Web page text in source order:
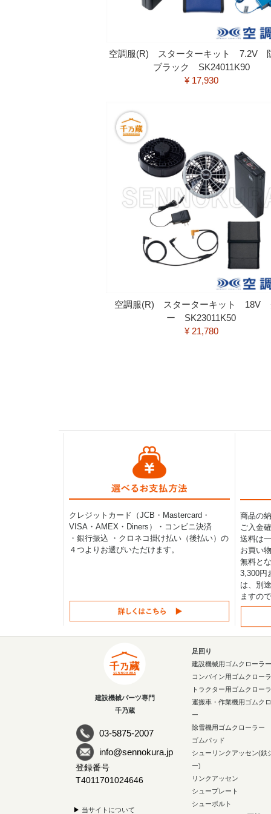
空調服(R) スターターキット
ブラック SK24011K90
¥ 17,930
空調服(R) スターターキット 18V
ー SK23011K50
¥ 21,780
クレジットカード（JCB・Mastercard・
VISA・AMEX・Diners）・コンビニ決済
・銀行振込 ・クロネコ掛け払い（後払い）の
４つよりお選びいただけます。
商品の
ご入金
送料は
お買い
無料と
3,300円
は、別
ますの
建設機械パーツ専門
千乃蔵
03-5875-2007
info@sennokura.jp
登録番号
T4011701024646
▶ 当サイトについて
足回り
建設機械用ゴムクローラ
コンバイン用ゴムクロー
トラクター用ゴムクロー
運搬車・作業機用ゴムク
ー
除雪機用ゴムクローラー
ゴムパッド
シューリンクアッセン(鉄
ー)
リンクアッセン
シュープレート
シューボルト